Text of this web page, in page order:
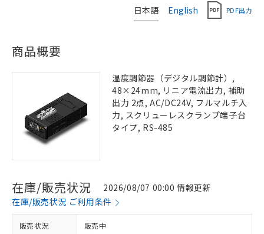
日本語 English PDF出力
商品概要
温度調節器（デジタル調節計）,
48×24mm, リニア電流出力, 補助
出力 2点, AC/DC24V, フルマルチ入
力, スクリューレスクランプ端子台
タイプ, RS-485
在庫/販売状況
2026/08/07 00:00 情報更新
在庫/販売状況 ご利用条件
販売状況 販売中